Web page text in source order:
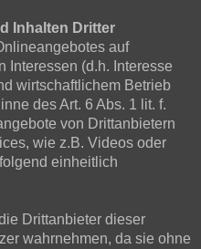
Inhalten Dritter
auf
Interessen (d.h. Interesse
wirtschaftlichem Betrieb
des Art. 6 Abs. 1 lit. f.
von Drittanbietern
wie z.B. Videos oder
einheitlich
Drittanbieter dieser
wahrnehmen, da sie ohne